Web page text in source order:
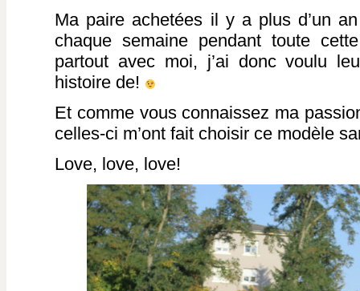
Ma paire achetées il y a plus d’un
chaque semaine pendant toute
partout avec moi, j’ai donc voulu
histoire de!
Et comme vous connaissez ma
celles-ci m’ont fait choisir ce modèle
Love, love, love!